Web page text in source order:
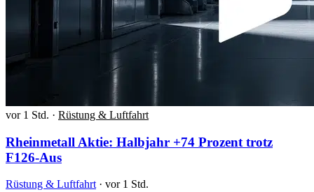
vor 1 Std. · Rüstung & Luftfahrt
Rheinmetall Aktie: Halbjahr +74 Prozent trotz
F126-Aus
Rüstung & Luftfahrt · vor 1 Std.